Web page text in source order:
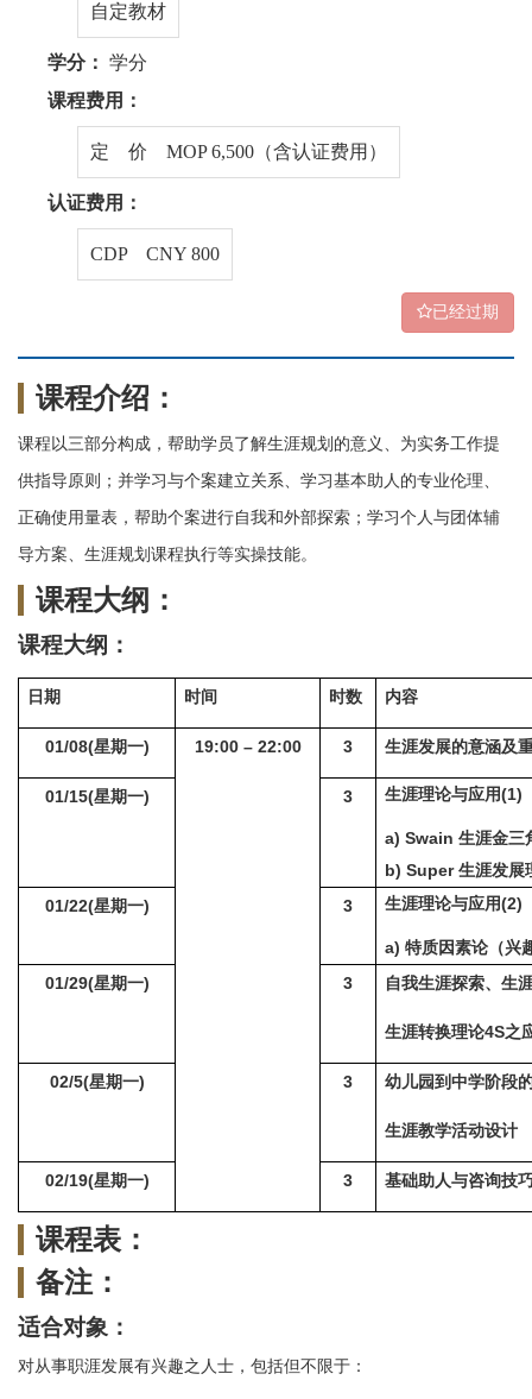
自定教材
学分： 学分
课程费用：
定 价 MOP 6,500（含认证费用）
认证费用：
CDP CNY 800
已经过期
课程介绍：
课程以三部分构成，帮助学员了解生涯规划的意义、为实务工作提
供指导原则；并学习与个案建立关系、学习基本助人的专业伦理、
正确使用量表，帮助个案进行自我和外部探索；学习个人与团体辅
导方案、生涯规划课程执行等实操技能。
课程大纲：
课程大纲：
日期 时间 时数 内容
01/08(星期一) 19:00 – 22:00 3 生涯发展的意涵及
01/15(星期一) 3 生涯理论与应用(1)
a) Swain生涯金三
b) Super生涯发展
01/22(星期一) 3 生涯理论与应用(2)
a) 特质因素论（兴
01/29(星期一) 3 自我生涯探索、生
生涯转换理论4S之
02/5(星期一) 3 幼儿园到中学阶段
生涯教学活动设计
02/19(星期一) 3 基础助人与咨询技
课程表：
备注：
适合对象：
对从事职涯发展有兴趣之人士，包括但不限于：